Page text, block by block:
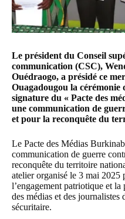
Le président du Conseil
communication (CSC),
Ouédraogo, a présidé ce
Ouagadougou la cérémonie
signature du « Pacte des
une communication de
et pour la reconquête du
Le Pacte des Médias
communication de guerre
reconquête du territoire
atelier organisé le 3 mai 2025
l’engagement patriotique et
des médias et des journalistes
sécuritaire.